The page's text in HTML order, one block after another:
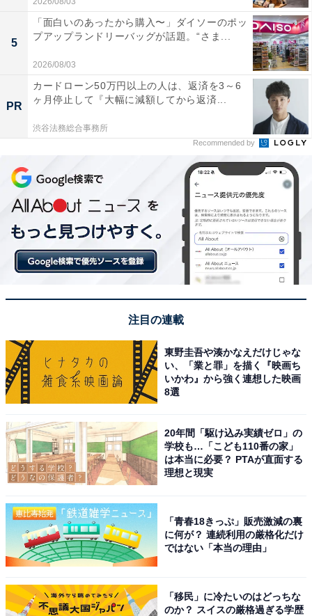
5
「面白いのあったから購入〜」ダイソーのポッ
プアップランドリーバッグが話題。“さま...
2026/08/03
PR
カードローン50万円以上の人は、返済を3～6
ヶ月停止して『大幅に減額してから返済...
渋谷法務総合事務所
Recommended by
注目の連載
東野圭吾や湊かなえだけじゃな
い、「業と罪」を描く『映画ち
いかわ』から強く連想した映画
8選
20年間「駆け込み実績ゼロ」の
学校も…「こども110番の家」
は本当に必要？ PTAが直面する
理想と現実
「青春18きっぷ」販売激減の裏
に何が？ 連続利用の厳格化だけ
ではない「本当の理由」
「移民」に冷たいのはどっちな
のか？ スイスの厳格過ぎる学歴